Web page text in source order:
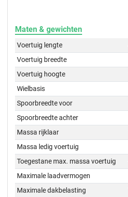
Maten & gewichten
Voertuig lengte
Voertuig breedte
Voertuig hoogte
Wielbasis
Spoorbreedte voor
Spoorbreedte achter
Massa rijklaar
Massa ledig voertuig
Toegestane max. massa voertuig
Maximale laadvermogen
Maximale dakbelasting